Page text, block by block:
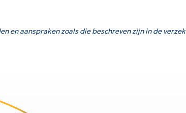
en aanspraken zoals die beschreven zijn in de